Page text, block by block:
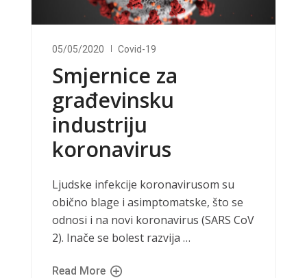
05/05/2020 Covid-19
Smjernice za
građevinsku
industriju
koronavirus
Ljudske infekcije koronavirusom su
obično blage i asimptomatske, što se
odnosi i na novi koronavirus (SARS CoV
2). Inače se bolest razvija …
Read More